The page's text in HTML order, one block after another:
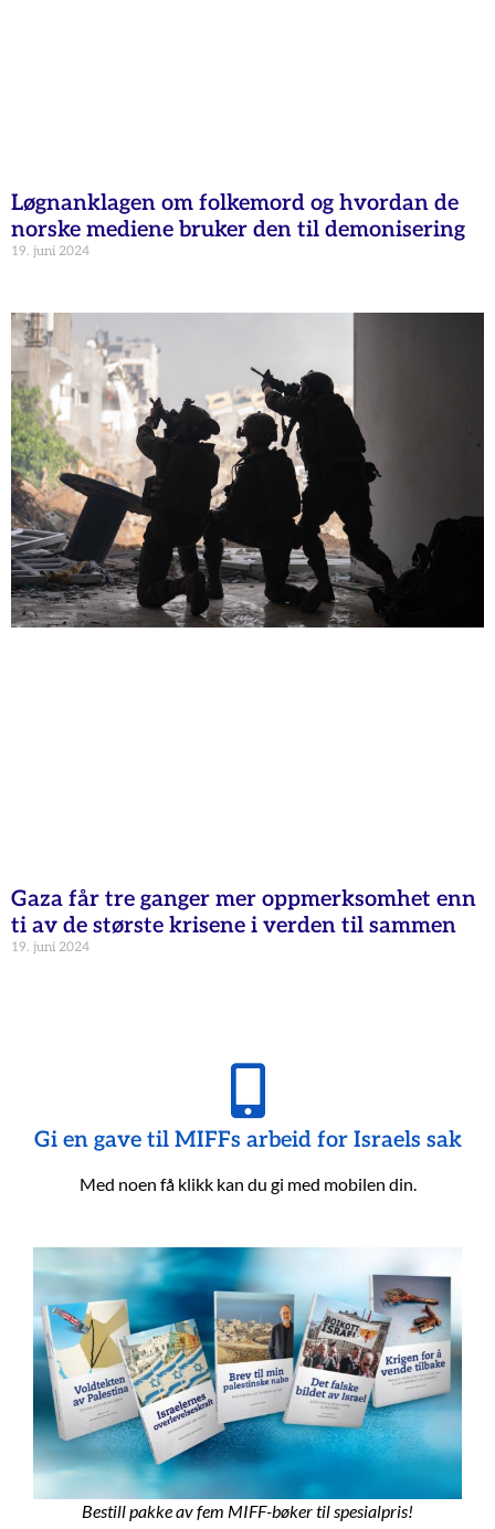
Løgnanklagen om folkemord og hvordan de
norske mediene bruker den til demonisering
19. juni 2024
Gaza får tre ganger mer oppmerksomhet enn
ti av de største krisene i verden til sammen
19. juni 2024
Gi en gave til MIFFs arbeid for Israels sak
Med noen få klikk kan du gi med mobilen din.
Bestill pakke av fem MIFF-bøker til spesialpris!